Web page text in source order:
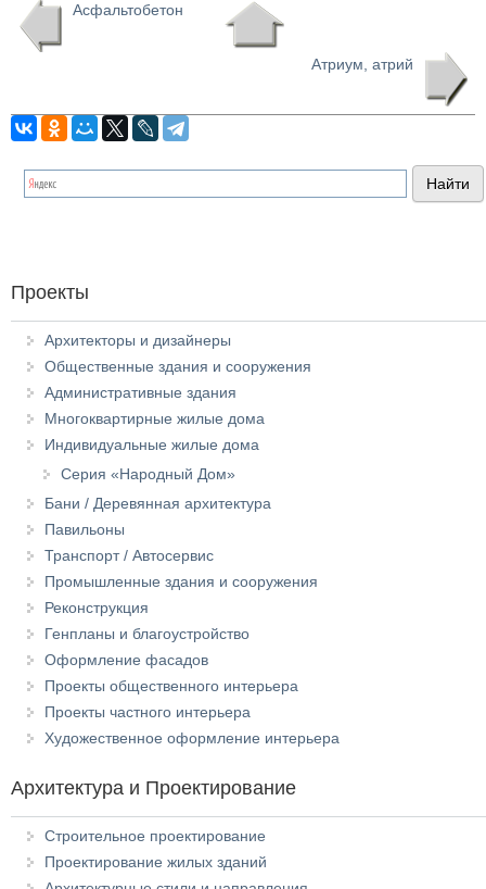
Асфальтобетон
Атриум, атрий
Проекты
Архитекторы и дизайнеры
Общественные здания и сооружения
Административные здания
Многоквартирные жилые дома
Индивидуальные жилые дома
Серия «Народный Дом»
Бани / Деревянная архитектура
Павильоны
Транспорт / Автосервис
Промышленные здания и сооружения
Реконструкция
Генпланы и благоустройство
Оформление фасадов
Проекты общественного интерьера
Проекты частного интерьера
Художественное оформление интерьера
Архитектура и Проектирование
Строительное проектирование
Проектирование жилых зданий